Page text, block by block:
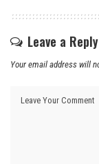
Leave a Reply
Your email address will